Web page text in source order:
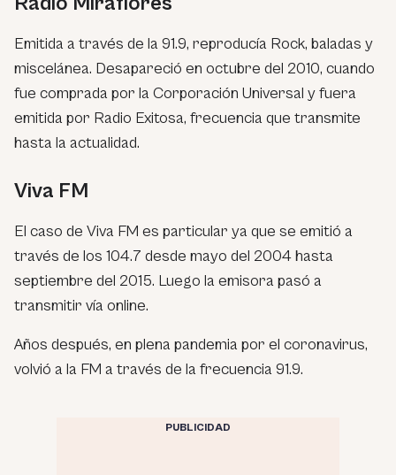
Emitida a través de la 91.9, reproducía Rock, baladas y
miscelánea. Desapareció en octubre del 2010, cuando
fue comprada por la Corporación Universal y fuera
emitida por Radio Exitosa, frecuencia que transmite
hasta la actualidad.
Viva FM
El caso de Viva FM es particular ya que se emitió a
través de los 104.7 desde mayo del 2004 hasta
septiembre del 2015. Luego la emisora pasó a
transmitir vía online.
Años después, en plena pandemia por el coronavirus,
volvió a la FM a través de la frecuencia 91.9.
PUBLICIDAD